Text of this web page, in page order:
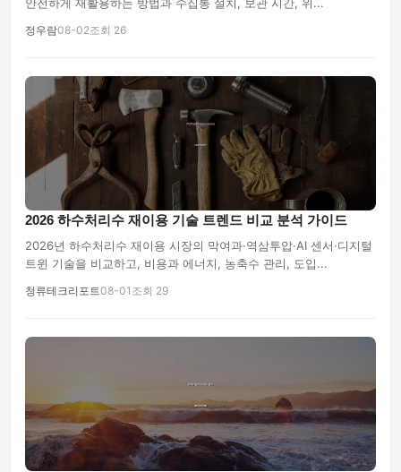
정우람08-02조회 26
2026 하수처리수 재이용 기술 트렌드 비교 분석 가이드
2026년 하수처리수 재이용 시장의 막여과·역삼투압·AI 센서·디지털
트윈 기술을 비교하고, 비용과 에너지, 농축수 관리, 도입...
청류테크리포트08-01 조회 29